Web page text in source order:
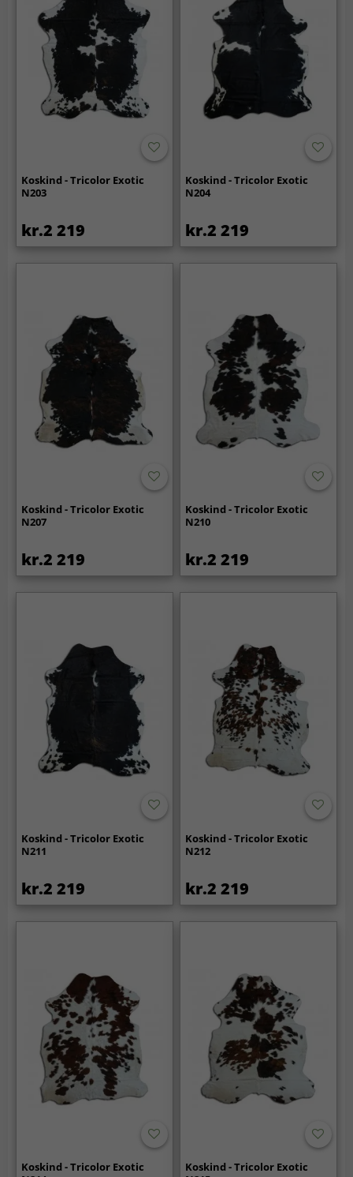
Koskind - Tricolor Exotic
N203
kr.2 219
Koskind - Tricolor Exotic
N204
kr.2 219
Koskind - Tricolor Exotic
N207
kr.2 219
Koskind - Tricolor Exotic
N210
kr.2 219
Koskind - Tricolor Exotic
N211
kr.2 219
Koskind - Tricolor Exotic
N212
kr.2 219
Koskind - Tricolor Exotic
Koskind - Tricolor Exotic